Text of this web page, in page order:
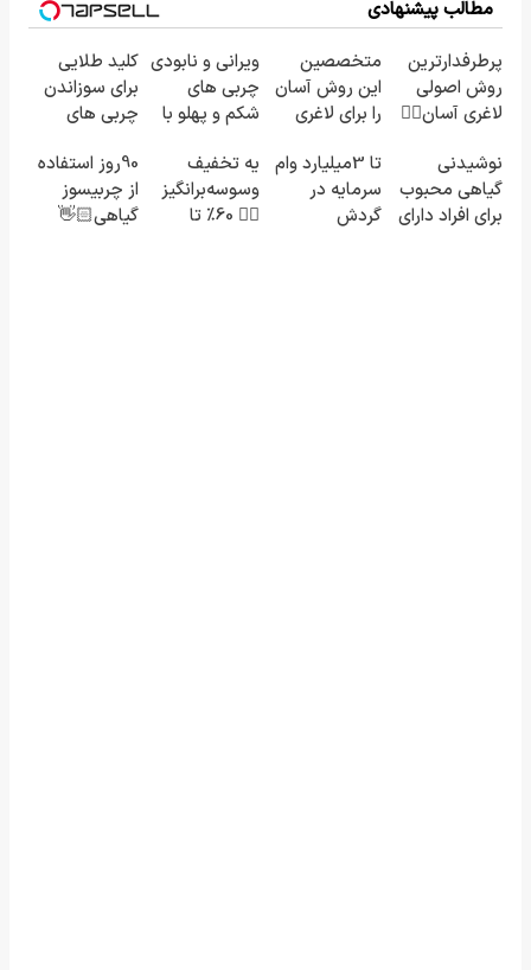
مطالب پیشنهادی
پرطرفدارترین
روش اصولی
لاغری آسان👈🏻
گیاهی(تخفیف
فقط امروز)
متخصصین
این روش آسان
را برای لاغری
معرفی کردند
ویرانی و نابودی
چربی های
شکم و پهلو با
گیاهی
کلید طلایی
برای سوزاندن
چربی های
بدن(60%تخفیف
تا امشب)
نوشیدنی
گیاهی محبوب
برای افراد دارای
تا 3میلیارد وام
سرمایه در
گردش
یه تخفیف
وسوسه‌برانگیز
👈🏻 60٪ تا
90روز استفاده
از چربیسوز
گیاهی👋🏻